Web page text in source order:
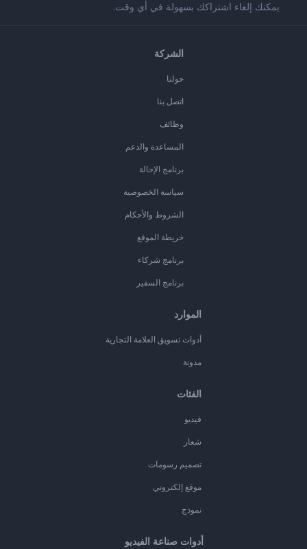
يمكنك إلغاء اشتراكك بسهولة في أي وقت.
الشركة
حولنا
اتصل بنا
وظائف
المساعدة والدعم
برنامج الإحالة
سياسة الخصوصية
الشروط والأحكام
خريطة الموقع
برنامج شركاء
برنامج السفير
الموارد
أدوات تسويق العلامة التجارية
مدونة
الفئات
فيديو
شعار
تصميم رسومات
موقع إلكتروني
نموذج
أدوات صناعة الفيديو